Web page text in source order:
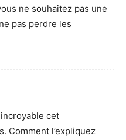
ne souhaitez pas une
pas perdre les
cet
Comment l’expliquez